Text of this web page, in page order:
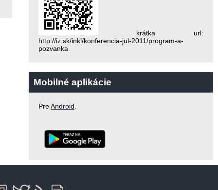
krátka url:
http://iz.sk/inkl/konferencia-jul-2011/program-a-
pozvanka
Mobilné aplikácie
PreAndroid